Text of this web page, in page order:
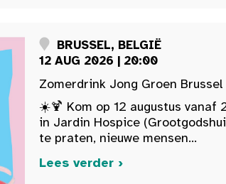
BRUSSEL, BELGIË
12 AUG 2026 | 20:00
Zomerdrink Jong Groen Brussel
☀️🍹 Kom op 12 augustus vanaf
in Jardin Hospice
te praten, nieuwe mensen...
Lees verder ›